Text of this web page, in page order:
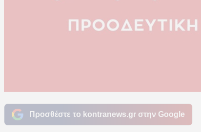
Προσθέστε το kontranews.gr στην Google